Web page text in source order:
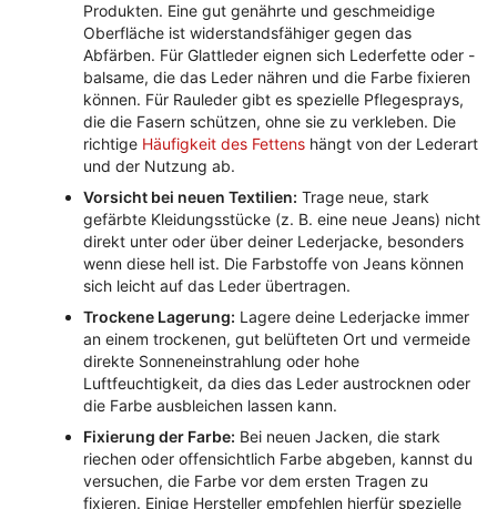
Produkten. Eine gut genährte und geschmeidige
Oberfläche ist widerstandsfähiger gegen das
Abfärben. Für Glattleder eignen sich Lederfette oder -
balsame, die das Leder nähren und die Farbe fixieren
können. Für Rauleder gibt es spezielle Pflegesprays,
die die Fasern schützen, ohne sie zu verkleben. Die
richtige Häufigkeit des Fettens hängt von der Lederart
und der Nutzung ab.
Vorsicht bei neuen Textilien: Trage neue, stark
gefärbte Kleidungsstücke (z. B. eine neue Jeans) nicht
direkt unter oder über deiner Lederjacke, besonders
wenn diese hell ist. Die Farbstoffe von Jeans können
sich leicht auf das Leder übertragen.
Trockene Lagerung: Lagere deine Lederjacke immer
an einem trockenen, gut belüfteten Ort und vermeide
direkte Sonneneinstrahlung oder hohe
Luftfeuchtigkeit, da dies das Leder austrocknen oder
die Farbe ausbleichen lassen kann.
Fixierung der Farbe: Bei neuen Jacken, die stark
riechen oder offensichtlich Farbe abgeben, kannst du
versuchen, die Farbe vor dem ersten Tragen zu
fixieren. Einige Hersteller empfehlen hierfür spezielle